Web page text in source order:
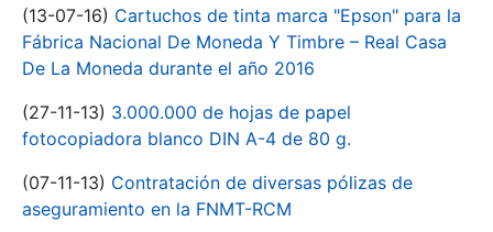
(13-07-16) Cartuchos de tinta marca "Epson" para la
Fábrica Nacional De Moneda Y Timbre – Real Casa
De La Moneda durante el año 2016
(27-11-13) 3.000.000 de hojas de papel
fotocopiadora blanco DIN A-4 de 80 g.
(07-11-13) Contratación de diversas pólizas de
aseguramiento en la FNMT-RCM